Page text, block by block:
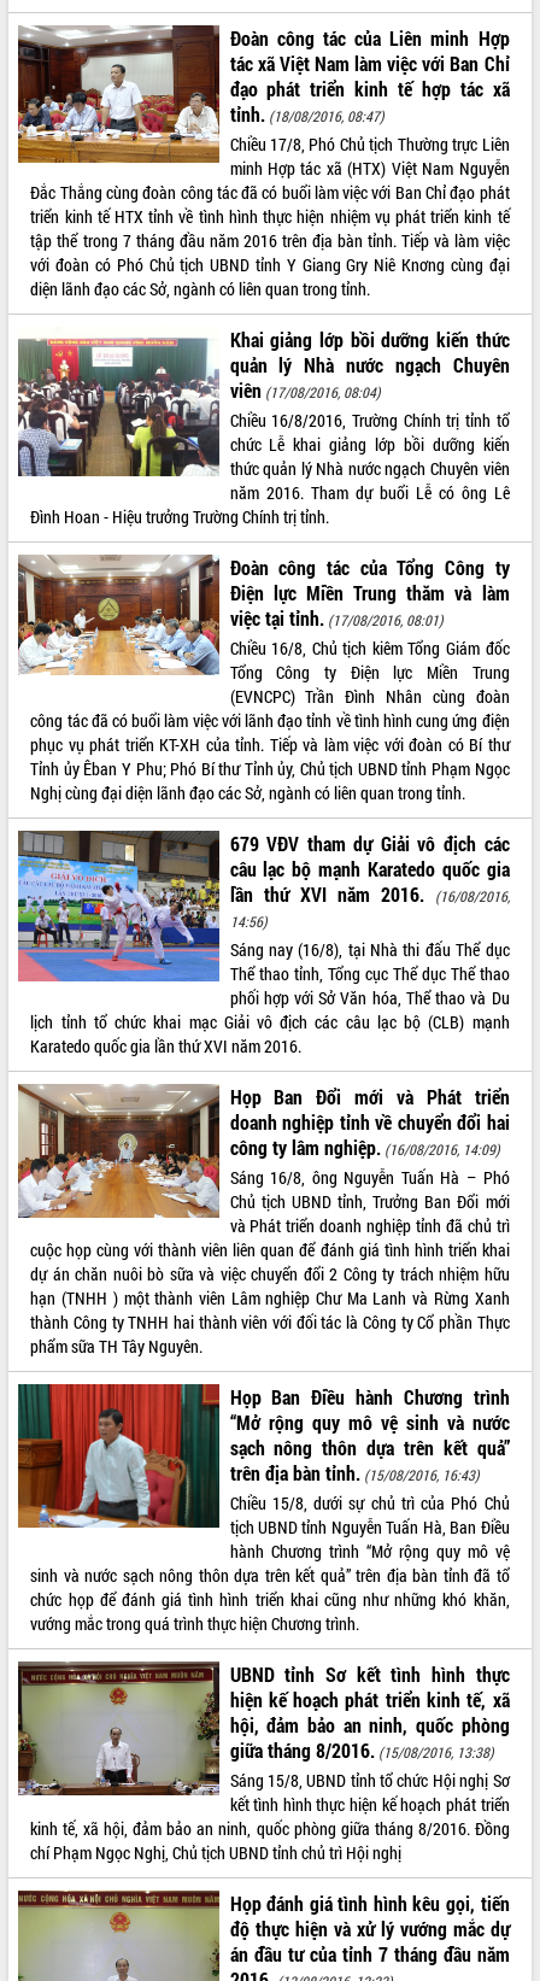
Khám bệnh, cấp phát thuốc miễn phí
và tặng quà người dân xã Cư Pui
Hội nghị UBND tỉnh Đắk Lắk thường kỳ
Lễ truy tặng danh hiệu “Bà Mẹ Việt
Nam Anh hùng” và trao Huân chương
Lao động
UBND tỉnh Đắk Lắk triển khai nhiệm
vụ 6 tháng cuối năm 2026
Kỳ họp thứ Hai, Hội đồng nhân dân
tỉnh khóa XI quyết nghị nhiều nội dung
quan trọng
Bí thư Tỉnh ủy Lương Nguyễn Minh
Triết thăm, tặng quà người có công với
cách mạng
Rà soát, hoàn thiện hệ thống thiết chế
văn hóa, thể thao đáp ứng yêu cầu
phát triển mới
Thường trực HĐND tỉnh Đắk Lắk gặp
mặt Đoàn chuyên gia y tế TP. Hồ Chí
Minh
Lễ truy điệu và an táng hài cốt liệt sĩ
tại Nghĩa trang Liệt sĩ xã Sơn Hòa
Bàn giải pháp tháo gỡ khó khăn trong
xuất khẩu sầu riêng và triển khai quy
định EUDR
Thứ trưởng Bộ Nông nghiệp và Môi
trường Nguyễn Hoàng Hiệp khảo sát
vùng trồng và doanh nghiệp đóng gói
sầu riêng tại Đắk Lắk
Trình diễn nghệ thuật chế biến các
món ăn từ sầu riêng
Đắk Lắk công bố Quy hoạch và xúc
tiến đầu tư tỉnh
Ngành cá ngừ Đắk Lắk chủ động thích
ứng để giữ vững thị trường xuất khẩu
Diễn đàn Kinh tế tư nhân Việt Nam đột
phá cơ chế - Hợp tác công tư
Đề án 06 tạo bước ngoặt đột phá trong
cải cách hành chính tỉnh Đắk Lắk
Kết nối tour, đẩy mạnh chuyển đổi số
để phát triển du lịch Đắk Lắk
Khởi động Dự án Đầu tư xây dựng hạ
tầng kỹ thuật Cụm công nghiệp Tân
Tiến
Gặp mặt các cơ quan báo chí nhân Kỷ
niệm 101 năm Ngày Báo chí Cách
mạng Việt Nam
hiện Đề án 06 của Chính phủ
Họp báo thông tin về Hội nghị Công bố
Quy hoạch và Xúc tiến đầu tư tỉnh Đắk
Lắk
Khơi thông điểm nghẽn, đẩy nhanh
giải ngân vốn khắc phục thiên tai
HĐND tỉnh thông qua điều chỉnh Quy
hoạch tỉnh thời kỳ 2021-2030
Hội thảo góp ý hồ sơ điều chỉnh quy
hoạch tỉnh Đắk Lắk thời kỳ 2021-2030,
tầm nhìn đến năm 2050
Nâng cao hiệu quả hoạt động của các
doanh nghiệp nhà nước
Hội nghị triển khai kết nối mạng
truyền số liệu chuyên dùng phục vụ cơ
quan Đảng, Nhà nước
Lễ phát động chuỗi hoạt động chung
tay làm sạch môi trường
công tác cải cách hành chính mô hình
UBND tỉnh họp báo định kỳ tháng 4
năm 2026
ALBUM ẢNH
LIÊN KẾT WEB
THỐNG KÊ TRUY CẬP
Hôm nay: 7632
Đoàn công tác của Liên minh Hợp
tác xã Việt Nam làm việc với Ban Chỉ
đạo phát triển kinh tế hợp tác xã
tỉnh. (18/08/2016, 08:47)
Chiều 17/8, Phó Chủ tịch Thường trực Liên
minh Hợp tác xã (HTX) Việt Nam Nguyễn
Đắc Thắng cùng đoàn công tác đã có buổi làm việc với Ban Chỉ đạo phát
triển kinh tế HTX tỉnh về tình hình thực hiện nhiệm vụ phát triển kinh tế
tập thể trong 7 tháng đầu năm 2016 trên địa bàn tỉnh. Tiếp và làm việc
với đoàn có Phó Chủ tịch UBND tỉnh Y Giang Gry Niê Knơng cùng đại
diện lãnh đạo các Sở, ngành có liên quan trong tỉnh.
Khai giảng lớp bồi dưỡng kiến thức
quản lý Nhà nước ngạch Chuyên
viên (17/08/2016, 08:04)
Chiều 16/8/2016, Trường Chính trị tỉnh tổ
chức Lễ khai giảng lớp bồi dưỡng kiến
thức quản lý Nhà nước ngạch Chuyên viên
năm 2016. Tham dự buổi Lễ có ông Lê
Đình Hoan - Hiệu trưởng Trường Chính trị tỉnh.
Đoàn công tác của Tổng Công ty
Điện lực Miền Trung thăm và làm
việc tại tỉnh. (17/08/2016, 08:01)
Chiều 16/8, Chủ tịch kiêm Tổng Giám đốc
Tổng Công ty Điện lực Miền Trung
(EVNCPC) Trần Đình Nhân cùng đoàn
công tác đã có buổi làm việc với lãnh đạo tỉnh về tình hình cung ứng điện
phục vụ phát triển KT-XH của tỉnh. Tiếp và làm việc với đoàn có Bí thư
Tỉnh ủy Êban Y Phu; Phó Bí thư Tỉnh ủy, Chủ tịch UBND tỉnh Phạm Ngọc
Nghị cùng đại diện lãnh đạo các Sở, ngành có liên quan trong tỉnh.
679 VĐV tham dự Giải vô địch các
câu lạc bộ mạnh Karatedo quốc gia
lần thứ XVI năm 2016.
(16/08/2016,
14:56)
Sáng nay (16/8), tại Nhà thi đấu Thể dục
Thể thao tỉnh, Tổng cục Thể dục Thể thao
phối hợp với Sở Văn hóa, Thể thao và Du
lịch tỉnh tổ chức khai mạc Giải vô địch các câu lạc bộ (CLB) mạnh
Karatedo quốc gia lần thứ XVI năm 2016.
Họp Ban Đổi mới và Phát triển
doanh nghiệp tỉnh về chuyển đổi hai
công ty lâm nghiệp. (16/08/2016, 14:09)
Sáng 16/8, ông Nguyễn Tuấn Hà – Phó
Chủ tịch UBND tỉnh, Trưởng Ban Đổi mới
và Phát triển doanh nghiệp tỉnh đã chủ trì
cuộc họp cùng với thành viên liên quan để đánh giá tình hình triển khai
dự án chăn nuôi bò sữa và việc chuyển đổi 2 Công ty trách nhiệm hữu
hạn (TNHH ) một thành viên Lâm nghiệp Chư Ma Lanh và Rừng Xanh
thành Công ty TNHH hai thành viên với đối tác là Công ty Cổ phần Thực
phẩm sữa TH Tây Nguyên.
Họp Ban Điều hành Chương trình
“Mở rộng quy mô vệ sinh và nước
sạch nông thôn dựa trên kết quả”
trên địa bàn tỉnh. (15/08/2016, 16:43)
Chiều 15/8, dưới sự chủ trì của Phó Chủ
tịch UBND tỉnh Nguyễn Tuấn Hà, Ban Điều
hành Chương trình “Mở rộng quy mô vệ
sinh và nước sạch nông thôn dựa trên kết quả” trên địa bàn tỉnh đã tổ
chức họp để đánh giá tình hình triển khai cũng như những khó khăn,
vướng mắc trong quá trình thực hiện Chương trình.
UBND tỉnh Sơ kết tình hình thực
hiện kế hoạch phát triển kinh tế, xã
hội, đảm bảo an ninh, quốc phòng
giữa tháng 8/2016. (15/08/2016, 13:38)
Sáng 15/8, UBND tỉnh tổ chức Hội nghị Sơ
kết tình hình thực hiện kế hoạch phát triển
kinh tế, xã hội, đảm bảo an ninh, quốc phòng giữa tháng 8/2016. Đồng
chí Phạm Ngọc Nghị, Chủ tịch UBND tỉnh chủ trì Hội nghị
Họp đánh giá tình hình kêu gọi, tiến
độ thực hiện và xử lý vướng mắc dự
án đầu tư của tỉnh 7 tháng đầu năm